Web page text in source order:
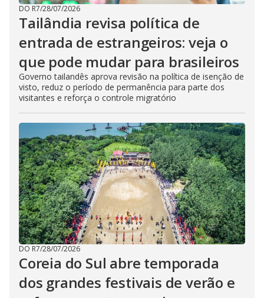
DO R7/28/07/2026
Tailândia revisa política de
entrada de estrangeiros: veja o
que pode mudar para brasileiros
Governo tailandês aprova revisão na política de isenção de
visto, reduz o período de permanência para parte dos
visitantes e reforça o controle migratório
DO R7/28/07/2026
Coreia do Sul abre temporada
dos grandes festivais de verão e